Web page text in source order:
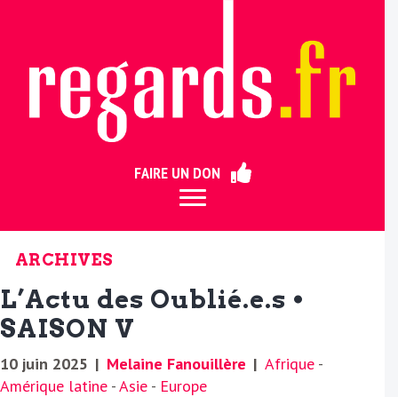
FAIRE UN DON
ARCHIVES
L’Actu des Oublié.e.s •
SAISON V
10 juin 2025 | Melaine Fanouillère | Afrique -
Amérique latine -Asie - Europe